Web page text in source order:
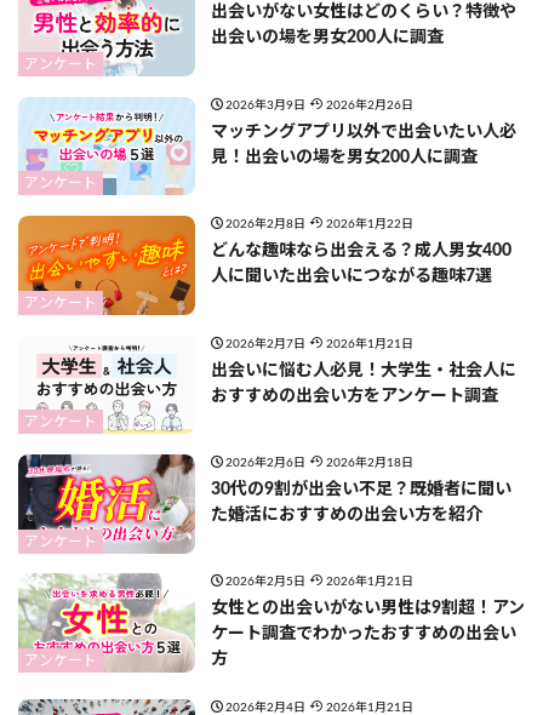
アンケート
出会いがない女性はどのくらい？特徴や
出会いの場を男女200人に調査
アンケート
2026年3月9日 2026年2月26日
マッチングアプリ以外で出会いたい人必
見！出会いの場を男女200人に調査
アンケート
2026年2月8日 2026年1月22日
どんな趣味なら出会える？成人男女400
人に聞いた出会いにつながる趣味7選
アンケート
2026年2月7日 2026年1月21日
出会いに悩む人必見！大学生・社会人に
おすすめの出会い方をアンケート調査
アンケート
2026年2月6日 2026年2月18日
30代の9割が出会い不足？既婚者に聞い
た婚活におすすめの出会い方を紹介
アンケート
2026年2月5日 2026年1月21日
女性との出会いがない男性は9割超！アン
ケート調査でわかったおすすめの出会い
方
2026年2月4日 2026年1月21日